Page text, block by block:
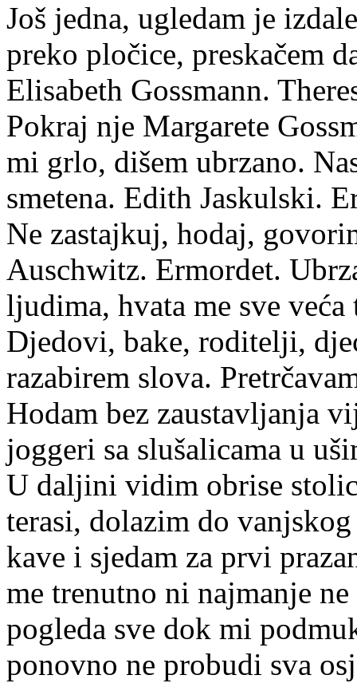
Još jedna, ugledam je
preko pločice, preskačem
Elisabeth Gossmann.
Pokraj nje Margarete
mi grlo, dišem ubrzano.
smetena. Edith Jaskulski.
Ne zastajkuj, hodaj,
Auschwitz. Ermordet.
ljudima, hvata me sve
Djedovi, bake, roditelji,
razabirem slova.
Hodam bez zaustavljanja
joggeri sa slušalicama u
U daljini vidim obrise
terasi, dolazim do
kave i sjedam za prvi
me trenutno ni najmanje
pogleda sve dok mi
ponovno ne probudi sva